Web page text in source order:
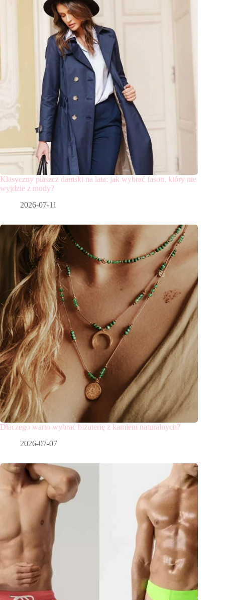
Klasyczny płaszcz damski na lata: jak wybrać fason, który nie
wyjdzie z mody?
2026-07-11
Dlaczego warto wybrać biżuterię z kamieni naturalnych?
2026-07-07